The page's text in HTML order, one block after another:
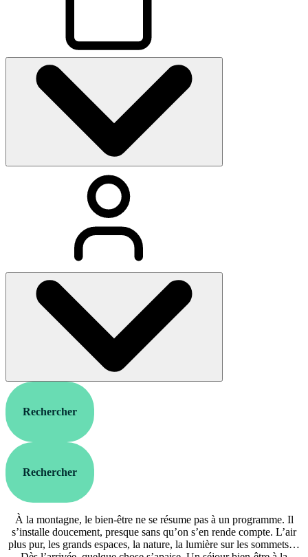
Rechercher
Rechercher
À la montagne, le bien-être ne se résume pas à un programme. Il
s’installe doucement, presque sans qu’on s’en rende compte. L’air
plus pur, les grands espaces, la nature, la lumière sur les sommets…